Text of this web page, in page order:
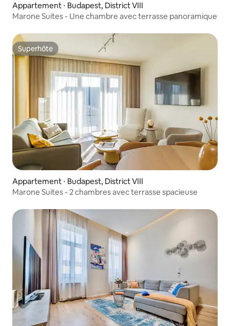
Appartement ⋅ Budapest, District VIII
Marone Suites - Une chambre avec terrasse panoramique
Superhôte
Superhôte
Appartement ⋅ Budapest, District VIII
Marone Suites - 2 chambres avec terrasse spacieuse